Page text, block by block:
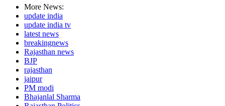
More News:
update india
update india tv
latest news
breakingnews
Rajasthan news
BJP
rajasthan
jaipur
PM modi
Bhajanlal Sharma